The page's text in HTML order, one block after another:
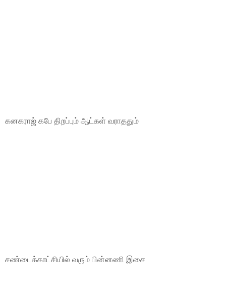
கனகராஜ் கபே திறப்பும் ஆட்கள் வராததும்
சண்டைக்காட்சியில் வரும் பின்னணி இசை